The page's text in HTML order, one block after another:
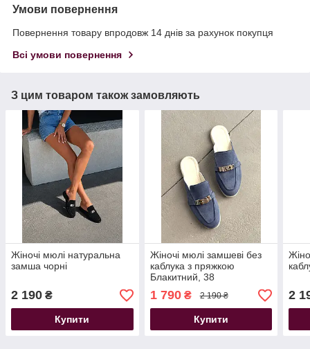
Умови повернення
Повернення товару впродовж 14 днів за рахунок покупця
Всі умови повернення
З цим товаром також замовляють
Жіночі мюлі натуральна
замша чорні
2 190 ₴
Купити
Жіночі мюлі замшеві без
каблука з пряжкою
Блакитний, 38
1 790₴ 2 190 ₴
Купити
2